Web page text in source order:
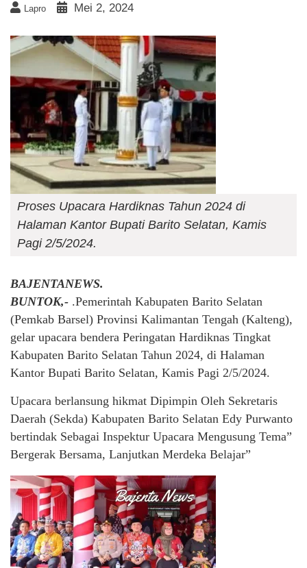
Lapro Mei 2, 2024
Proses Upacara Hardiknas Tahun 2024 di
Halaman Kantor Bupati Barito Selatan, Kamis
Pagi 2/5/2024.
BAJENTANEWS.
BUNTOK,- .Pemerintah Kabupaten Barito Selatan
(Pemkab Barsel) Provinsi Kalimantan Tengah (Kalteng),
gelar upacara bendera Peringatan Hardiknas Tingkat
Kabupaten Barito Selatan Tahun 2024, di Halaman
Kantor Bupati Barito Selatan, Kamis Pagi 2/5/2024.
Upacara berlansung hikmat Dipimpin Oleh Sekretaris
Daerah (Sekda) Kabupaten Barito Selatan Edy Purwanto
bertindak Sebagai Inspektur Upacara Mengusung Tema”
Bergerak Bersama, Lanjutkan Merdeka Belajar”